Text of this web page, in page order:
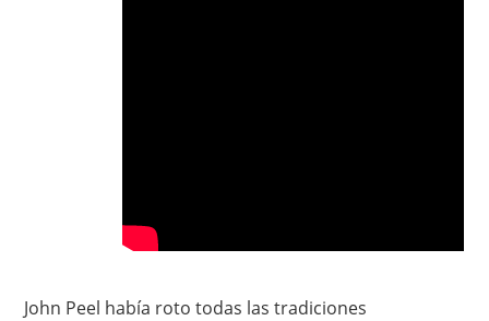
John Peel había roto todas las tradiciones